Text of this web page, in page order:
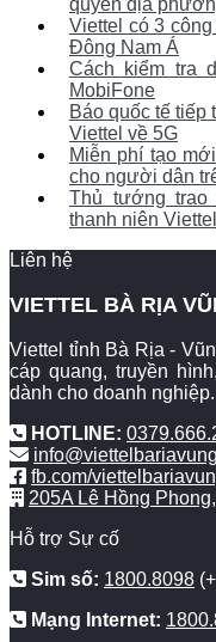
quyền địa
Viettel có 3
Đông Nam Á
Cách kiểm tra
MobiFone
Báo quốc tế tiếp
Viettel về 5G
Miễn phí tạo
cho người dân
Thủ tướng
thanh niên Viettel
Liên hệ
VIETTEL BÀ RỊA
Viettel tỉnh Bà Rịa -
cáp quang, truyền
dành cho doanh nghiệp.
HOTLINE:
fb.com/
205A Lê Hồng
Hỗ trợ Sự cố
Sim số: 1800.8098
Mạng Internet: